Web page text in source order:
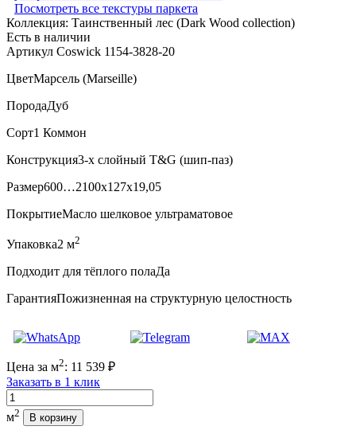
Посмотреть все текстуры паркета
Коллекция: Таинственный лес (Dark Wood collection)
Есть в наличии
Артикул Coswick 1154-3828-20
ЦветМарсель (Marseille)
ПородаДуб
Сорт1 Коммон
Конструкция3-х слойный T&G (шип-паз)
Размер600…2100x127x19,05
ПокрытиеМасло шелковое ультраматовое
Упаковка2 м2
Подходит для тёплого полаДа
ГарантияПожизненная на структурную целостность
Цена за м2: 11 539 ₽
Заказать в 1 клик
Количество
м2 В корзину